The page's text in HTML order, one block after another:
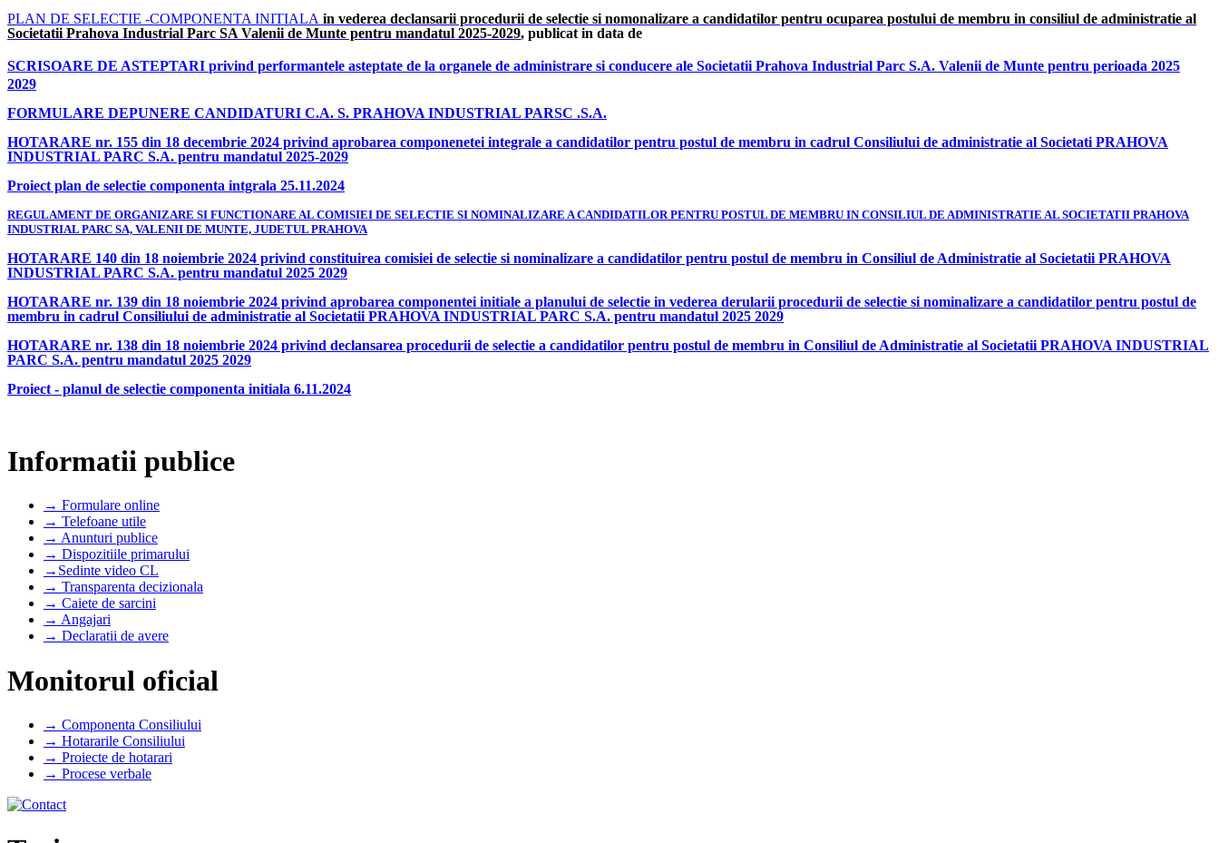
PLAN DE SELECTIE -COMPONENTA INITIALA in vederea declansarii procedurii de selectie si nomonalizare a candidatilor pentru ocuparea postului de membru in consiliul de administratie al
Societatii Prahova Industrial Parc SA Valenii de Munte pentru mandatul 2025-2029, publicat in data de
SCRISOARE DE ASTEPTARI privind performantele asteptate de la organele de administrare si conducere ale Societatii Prahova Industrial Parc S.A. Valenii de Munte pentru perioada 2025
2029
FORMULARE DEPUNERE CANDIDATURI C.A. S. PRAHOVA INDUSTRIAL PARSC .S.A.
HOTARARE nr. 155 din 18 decembrie 2024 privind aprobarea componenetei integrale a candidatilor pentru postul de membru in cadrul Consiliului de administratie al Societati PRAHOVA
INDUSTRIAL PARC S.A. pentru mandatul 2025-2029
Proiect plan de selectie componenta intgrala 25.11.2024
REGULAMENT DE ORGANIZARE SI FUNCTIONARE AL COMISIEI DE SELECTIE SI NOMINALIZARE A CANDIDATILOR PENTRU POSTUL DE MEMBRU IN CONSILIUL DE ADMINISTRATIE AL SOCIETATII PRAHOVA
INDUSTRIAL PARC SA, VALENII DE MUNTE, JUDETUL PRAHOVA
HOTARARE 140 din 18 noiembrie 2024 privind constituirea comisiei de selectie si nominalizare a candidatilor pentru postul de membru in Consiliul de Administratie al Societatii PRAHOVA
INDUSTRIAL PARC S.A. pentru mandatul 2025 2029
HOTARARE nr. 139 din 18 noiembrie 2024 privind aprobarea componentei initiale a planului de selectie in vederea derularii procedurii de selectie si nominalizare a candidatilor pentru postul de
membru in cadrul Consiliului de administratie al Societatii PRAHOVA INDUSTRIAL PARC S.A. pentru mandatul 2025 2029
HOTARARE nr. 138 din 18 noiembrie 2024 privind declansarea procedurii de selectie a candidatilor pentru postul de membru in Consiliul de Administratie al Societatii PRAHOVA INDUSTRIAL
PARC S.A. pentru mandatul 2025 2029
Proiect - planul de selectie componenta initiala 6.11.2024
Informatii publice
→ Formulare online
→ Telefoane utile
→ Anunturi publice
→ Dispozitiile primarului
→Sedinte video CL
→ Transparenta decizionala
→ Caiete de sarcini
→ Angajari
→ Declaratii de avere
Monitorul oficial
→ Componenta Consiliului
→ Hotararile Consiliului
→ Proiecte de hotarari
→ Procese verbale